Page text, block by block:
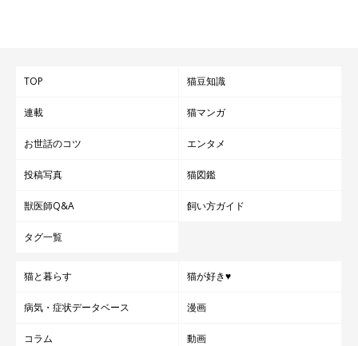
TOP 猫豆知識
連載 猫マンガ
お世話のコツ エンタメ
投稿写真 猫図鑑
獣医師Q&A 飼い方ガイド
タグ一覧
猫と暮らす 猫が好き♥
病気・症状データベース 漫画
コラム 動画